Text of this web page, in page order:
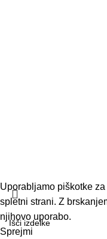
Uporabljamo piškotke
spletni strani. Z
njihovo uporabo.
Sprejmi